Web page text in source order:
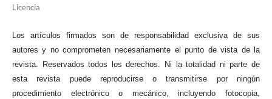
Licencia
Los artículos firmados son de responsabilidad exclusiva de sus
autores y no comprometen necesariamente el punto de vista de la
revista. Reservados todos los derechos. Ni la totalidad ni parte de
esta revista puede reproducirse o transmitirse por ningún
procedimiento electrónico o mecánico, incluyendo fotocopia,